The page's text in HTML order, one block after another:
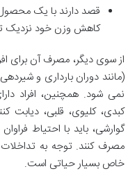
قصد دارند با یک
کاهش وزن خود نزدیک
از سوی دیگر، مصرف آن برای
نمی شود. همچنین، افراد
کبدی، کلیوی، قلبی، دیابت
گوارشی، باید با احتیاط
مصرف کنند. توجه به تداخلات
خاص بسیار حیاتی است.